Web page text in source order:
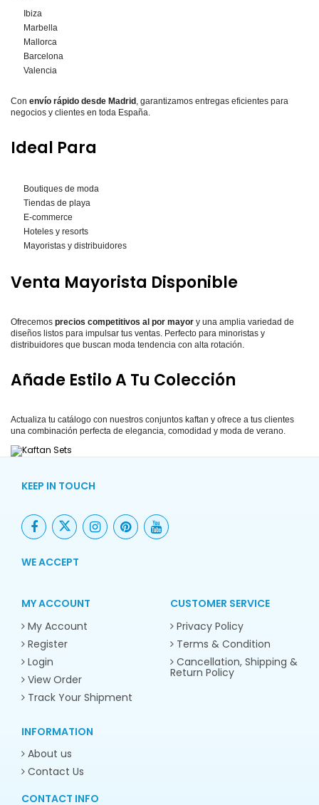
Ibiza
Marbella
Mallorca
Barcelona
Valencia
Con envío rápido desde Madrid , garantizamos entregas eficientes para
negocios y clientes en toda España.
Ideal Para
Boutiques de moda
Tiendas de playa
E-commerce
Hoteles y resorts
Mayoristas y distribuidores
Venta Mayorista Disponible
Ofrecemos precios competitivos al por mayor y una amplia variedad de
diseños listos para impulsar tus ventas. Perfecto para minoristas y
distribuidores que buscan moda tendencia con alta rotación.
Añade Estilo A Tu Colección
Actualiza tu catálogo con nuestros conjuntos kaftan y ofrece a tus clientes
una combinación perfecta de elegancia, comodidad y moda de verano.
KEEP IN TOUCH
WE ACCEPT
MY ACCOUNT
My Account
Register
Login
View Order
Track Your Shipment
CUSTOMER SERVICE
Privacy Policy
Terms & Condition
Cancellation, Shipping &
Return Policy
INFORMATION
About us
Contact Us
CONTACT INFO